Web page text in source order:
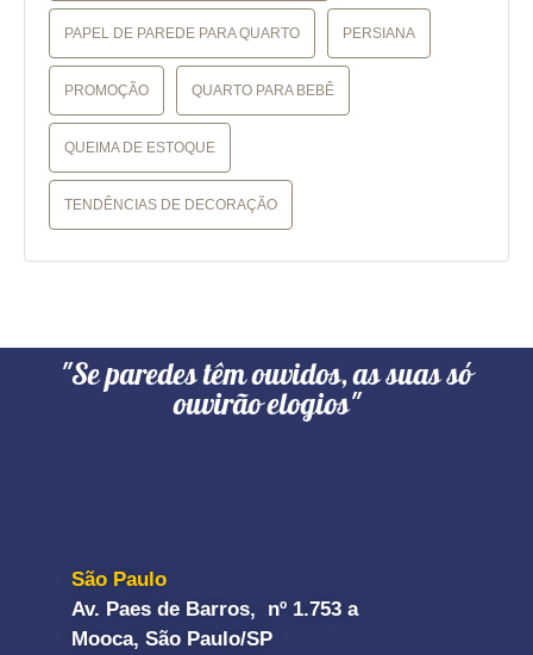
PAPEL DE PAREDE PARA QUARTO PERSIANA
PROMOÇÃO QUARTO PARA BEBÊ
QUEIMA DE ESTOQUE
TENDÊNCIAS DE DECORAÇÃO
"Se paredes têm ouvidos, as suas só
ouvirão elogios"
São Paulo
Av. Paes de Barros, nº 1.753 a
Mooca, São Paulo/SP